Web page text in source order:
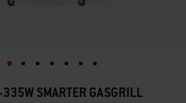
335W SMARTER GASGRILL